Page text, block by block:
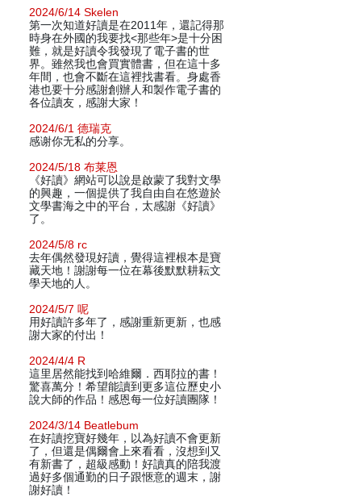
2024/6/14 Skelen
第一次知道好讀是在2011年，還記得那
時身在外國的我要找<那些年>是十分困
難，就是好讀令我發現了電子書的世
界。雖然我也會買實體書，但在這十多
年間，也會不斷在這裡找書看。身處香
港也要十分感謝創辦人和製作電子書的
各位讀友，感謝大家！
2024/6/1 德瑞克
感谢你无私的分享。
2024/5/18 布莱恩
《好讀》網站可以說是啟蒙了我對文學
的興趣，一個提供了我自由自在悠遊於
文學書海之中的平台，太感謝《好讀》
了。
2024/5/8 rc
去年偶然發現好讀，覺得這裡根本是寶
藏天地！謝謝每一位在幕後默默耕耘文
學天地的人。
2024/5/7 呢
用好讀許多年了，感謝重新更新，也感
謝大家的付出！
2024/4/4 R
這里居然能找到哈維爾．西耶拉的書！
驚喜萬分！希望能讀到更多這位歷史小
說大師的作品！感恩每一位好讀團隊！
2024/3/14 Beatlebum
在好讀挖寶好幾年，以為好讀不會更新
了，但還是偶爾會上來看看，沒想到又
有新書了，超級感動！好讀真的陪我渡
過好多個通勤的日子跟愜意的週末，謝
謝好讀！